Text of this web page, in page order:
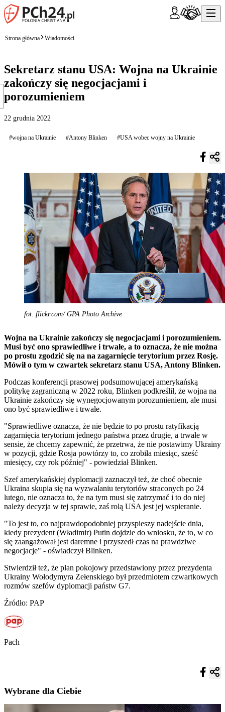
Strona główna Wiadomości
Sekretarz stanu USA: Wojna na Ukrainie
zakończy się negocjacjami i
porozumieniem
22 grudnia 2022
#wojna na Ukrainie #Antony Blinken #USA wobec wojny na Ukrainie
fot. flickr.com/ GPA Photo Archive
Wojna na Ukrainie zakończy się negocjacjami i porozumieniem.
Musi być ono sprawiedliwe i trwałe, a to oznacza, że nie można
po prostu zgodzić się na na zagarnięcie terytorium przez Rosję.
Mówił o tym w czwartek sekretarz stanu USA, Antony Blinken.
Podczas konferencji prasowej podsumowującej amerykańską
politykę zagraniczną w 2022 roku, Blinken podkreślił, że wojna na
Ukrainie zakończy się wynegocjowanym porozumieniem, ale musi
ono być sprawiedliwe i trwałe.
"Sprawiedliwe oznacza, że nie będzie to po prostu ratyfikacją
zagarnięcia terytorium jednego państwa przez drugie, a trwałe w
sensie, że chcemy zapewnić, że przetrwa, że nie postawimy Ukrainy
w pozycji, gdzie Rosja powtórzy to, co zrobiła miesiąc, sześć
miesięcy, czy rok później" - powiedział Blinken.
Szef amerykańskiej dyplomacji zaznaczył też, że choć obecnie
Ukraina skupia się na wyzwalaniu terytoriów straconych po 24
lutego, nie oznacza to, że na tym musi się zatrzymać i to do niej
należy decyzja w tej sprawie, zaś rolą USA jest jej wspieranie.
"To jest to, co najprawdopodobniej przyspieszy nadejście dnia,
kiedy prezydent (Władimir) Putin dojdzie do wniosku, że to, w co
się zaangażował jest daremne i przyszedł czas na prawdziwe
negocjacje" - oświadczył Blinken.
Stwierdził też, że plan pokojowy przedstawiony przez prezydenta
Ukrainy Wołodymyra Zełenskiego był przedmiotem czwartkowych
rozmów szefów dyplomacji państw G7.
Źródło: PAP
Pach
Wybrane dla Ciebie